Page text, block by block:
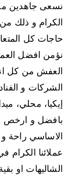
نسعى جاهدين من
الكرام و ذلك
حاجات كل
نؤمن افضل
العفش من كل
الشركات و
إيكيا، محلي،
بافضل و ارخص
الاساسي راحة و
عملائنا
الشاليهات او